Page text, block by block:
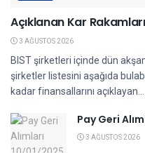
Açıklanan Kar
3 AĞUSTOS 2026
BIST şirketleri içinde dün
şirketler listesini aşağıda
kadar finansallarını açıklayan...
Pay Geri
3 AĞUSTOS 2026